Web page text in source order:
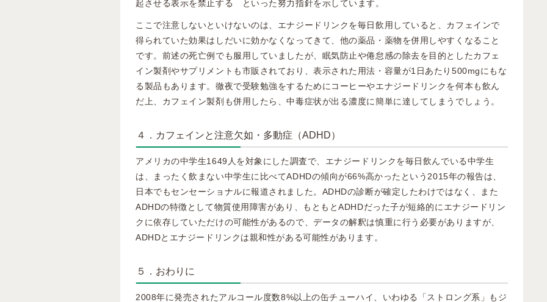
起させる表示を禁止する といった努力指針を示しています。
ここで注意しないといけないのは、エナジードリンクを毎日飲用していると、カフェインで
得られていた効果はしだいに効かなくなってきて、他の薬品・薬物を併用しやすくなること
です。前述の死亡例でも服用していましたが、眠気防止や倦怠感の除去を目的としたカフェ
イン製剤やサプリメントも市販されており、表示された用法・容量が1日あたり500mgにもな
る製品もあります。徹夜で受験勉強をするためにコーヒーやエナジードリンクを何本も飲ん
だ上、カフェイン製剤も併用したら、中毒症状が出る濃度に簡単に達してしまうでしょう。
４．カフェインと注意欠如・多動症（ADHD）
アメリカの中学生1649人を対象にした調査で、エナジードリンクを毎日飲んでいる中学生
は、まったく飲まない中学生に比べてADHDの傾向が66%高かったという2015年の報告は、
日本でもセンセーショナルに報道されました。ADHDの診断が確定したわけではなく、また
ADHDの特徴として物質使用障害があり、もともとADHDだった子が短絡的にエナジードリン
クに依存していただけの可能性があるので、データの解釈は慎重に行う必要がありますが、
ADHDとエナジードリンクは親和性がある可能性があります。
５．おわりに
2008年に発売されたアルコール度数8%以上の缶チューハイ、いわゆる「ストロング系」もジ